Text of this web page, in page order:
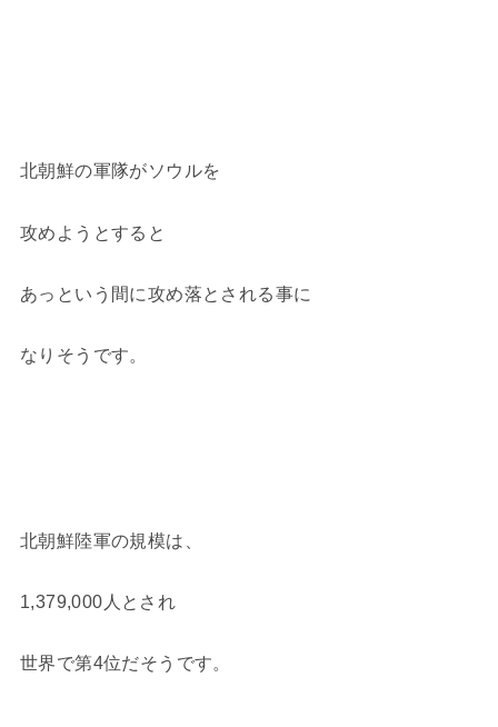
北朝鮮の軍隊がソウルを
攻めようとすると
あっという間に攻め落とされる事に
なりそうです。
北朝鮮陸軍の規模は、
1,379,000人とされ
世界で第4位だそうです。